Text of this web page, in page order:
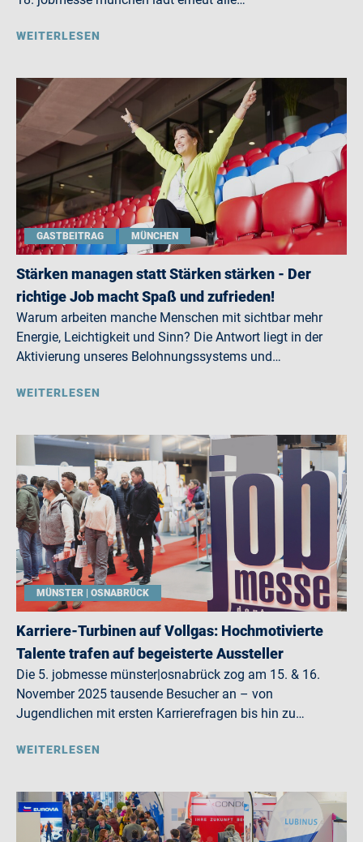
WEITERLESEN
GASTBEITRAG MÜNCHEN
Stärken managen statt Stärken stärken - Der
richtige Job macht Spaß und zufrieden!
Warum arbeiten manche Menschen mit sichtbar mehr
Energie, Leichtigkeit und Sinn? Die Antwort liegt in der
Aktivierung unseres Belohnungssystems und…
WEITERLESEN
MÜNSTER | OSNABRÜCK
Karriere-Turbinen auf Vollgas: Hochmotivierte
Talente trafen auf begeisterte Aussteller
Die 5. jobmesse münster|osnabrück zog am 15. & 16.
November 2025 tausende Besucher an – von
Jugendlichen mit ersten Karrierefragen bis hin zu…
WEITERLESEN